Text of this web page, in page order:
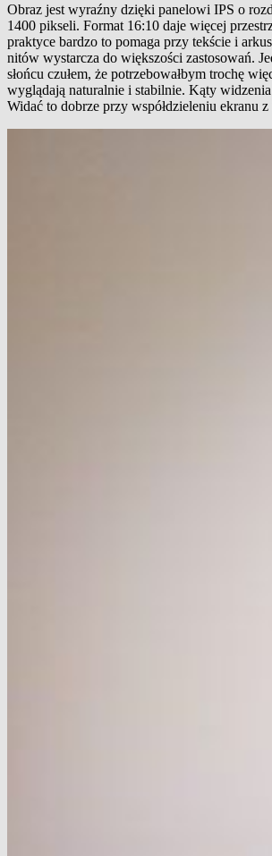
Obraz jest wyraźny dzięki panelowi IPS o
1400 pikseli. Format 16:10 daje więcej
praktyce bardzo to pomaga przy tekście i
nitów wystarcza do większości zastosowań.
słońcu czułem, że potrzebowałbym trochę
wyglądają naturalnie i stabilnie. Kąty widzenia
Widać to dobrze przy współdzieleniu ekranu z